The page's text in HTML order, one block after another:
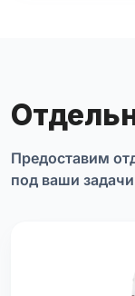
Предоставим отдельный автомобиль специально
под ваши задачи